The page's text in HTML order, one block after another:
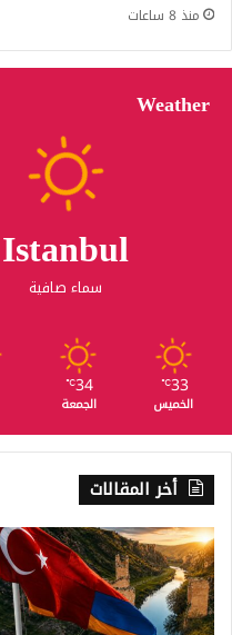
منذ 8 ساعات
Weather
Istanbul
سماء صافية
33
℃
الخميس
34
℃
الجمعة
أخر المقالات